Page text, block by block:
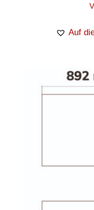
Auf